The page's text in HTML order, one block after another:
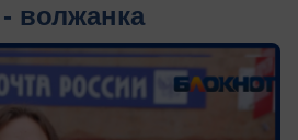
волжанка